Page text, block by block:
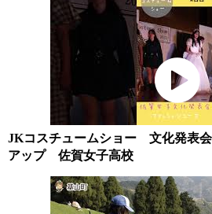
JKコスチュームショー 文化発表
アップ 佐賀女子高校